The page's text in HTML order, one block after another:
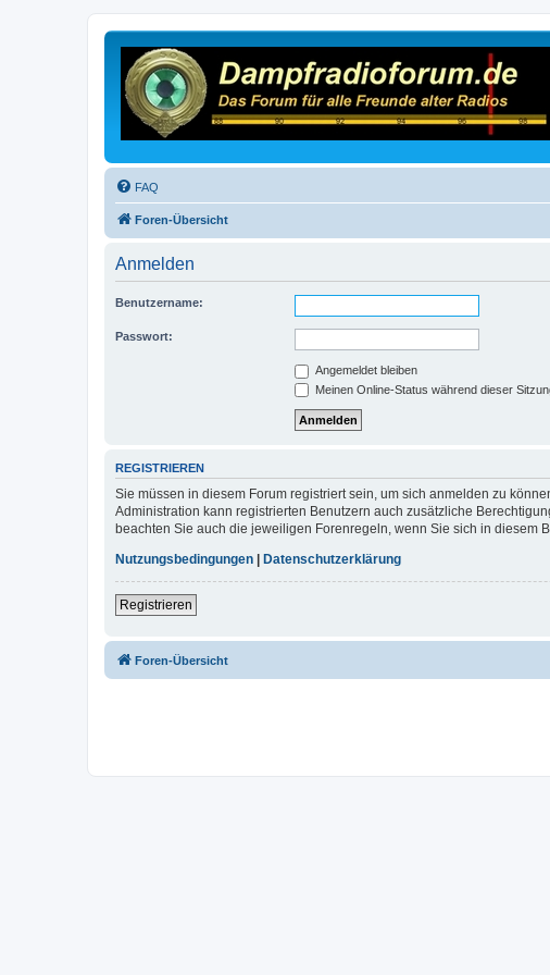
FAQ
Foren-Übersicht
Anmelden
Benutzername:
Passwort:
Angemeldet bleiben
Meinen Online-Status während dieser
REGISTRIEREN
Sie müssen in diesem Forum registriert sein, um sich anmelden zu
Administration kann registrierten Benutzern auch zusätzliche
beachten Sie auch die jeweiligen Forenregeln, wenn Sie sich in diesem
Nutzungsbedingungen | Datenschutzerklärung
Registrieren
Foren-Übersicht